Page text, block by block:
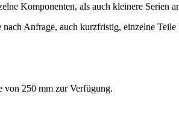
Komponenten, als auch kleinere Serien
Anfrage, auch kurzfristig, einzelne Teile
von 250 mm zur Verfügung.